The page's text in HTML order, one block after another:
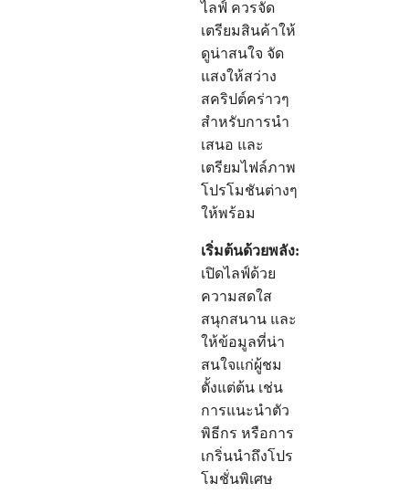
ไลฟ์ ควรจัด
เตรียมสินค้าให้
ดูน่าสนใจ จัด
แสงให้สว่าง
สคริปต์คร่าวๆ
สำหรับการนำ
เสนอ และ
เตรียมไฟล์ภาพ
โปรโมชันต่างๆ
ให้พร้อม
เริ่มต้นด้วยพลัง:
เปิดไลฟ์ด้วย
ความสดใส
สนุกสนาน และ
ให้ข้อมูลที่น่า
สนใจแก่ผู้ชม
ตั้งแต่ต้น เช่น
การแนะนำตัว
พิธีกร หรือการ
เกริ่นนำถึงโปร
โมชั่นพิเศษ